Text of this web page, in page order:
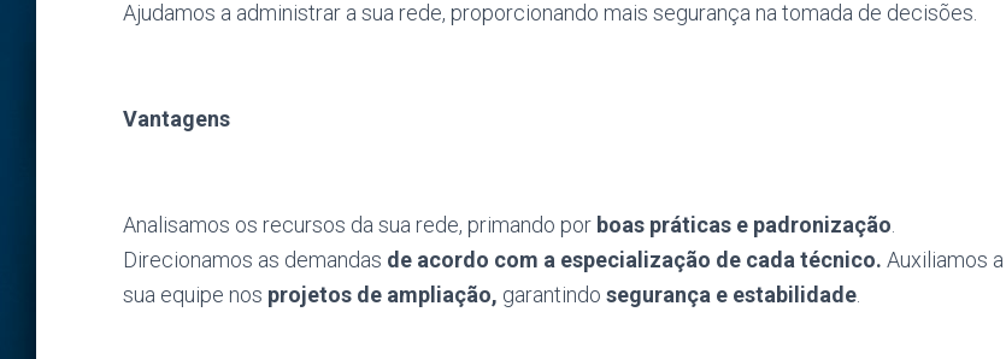
Ajudamos a administrar a sua rede, proporcionando mais segurança na tomada de decisões.
Vantagens
Analisamos os recursos da sua rede, primando por boas práticas e padronização
Direcionamos as demandas de acordo com a especialização de cada técnico. Auxiliamos a
sua equipe nos projetos de ampliação, garantindo segurança e estabilidade